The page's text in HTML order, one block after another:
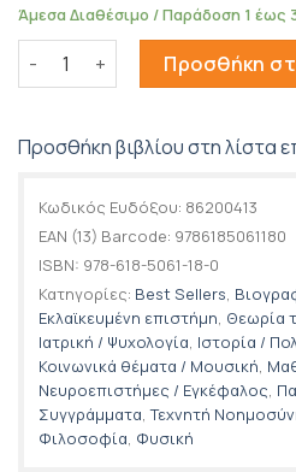
Άμεσα Διαθέσιμο / Παράδοση 1 έως
Life 3.0 ποσότηταΠροσθήκη
Προσθήκη βιβλίου στη λίστα
Κωδικός Ευδόξου: 86200413
EAN (13) Barcode: 9786185061180
ISBN: 978-618-5061-18-0
Κατηγορίες: Best Sellers,
Εκλαϊκευμένη επιστήμη, Θεωρία
Ιατρική / Ψυχολογία, Ιστορία /
Κοινωνικά θέματα / Μουσική,
Νευροεπιστήμες / Εγκέφαλος,
Συγγράμματα,Τεχνητή
Φιλοσοφία, Φυσική